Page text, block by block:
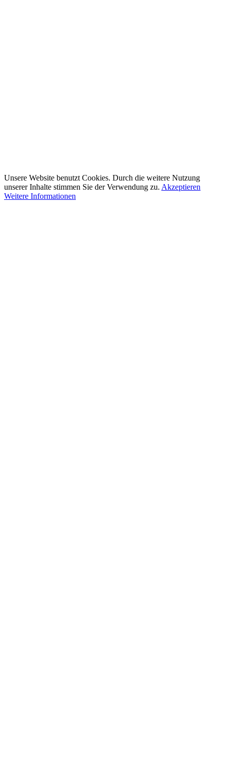
Unsere Website benutzt Cookies. Durch die weitere Nutzung
unserer Inhalte stimmen Sie der Verwendung zu. Akzeptieren
Weitere Informationen